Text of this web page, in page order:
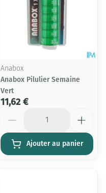
Anabox
Anabox Pilulier Semaine
Vert
11,62 €
Ajouter au panier